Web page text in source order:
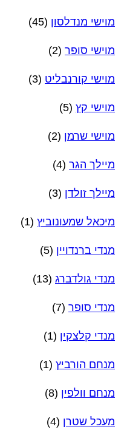
מוישי מנדלסון (45)
מוישי סופר (2)
מוישי קורנבליט (3)
מוישי קץ (5)
מוישי שרמן (2)
מיילך הגר (4)
מיילך זולדן (3)
מיכאל שמעונוביץ (1)
מנדי ברנדויין (5)
מנדי גולדברג (13)
מנדי סופר (7)
מנדי קלצקין (1)
מנחם הורביץ (1)
מנחם וולפין (8)
מעכל שטרן (4)